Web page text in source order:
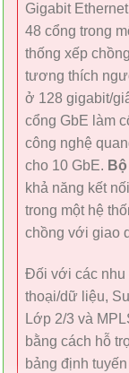
Gigabit
48 cổng trong
thống xếp
tương thích
ở 128 gigabit/
cổng GbE làm
công nghệ
cho 10 GbE.
khả năng kết
trong một hệ
chồng với giao
Đối với các nhu
thoại/dữ liệu,
Lớp 2/3 và
bằng cách hỗ
bảng định